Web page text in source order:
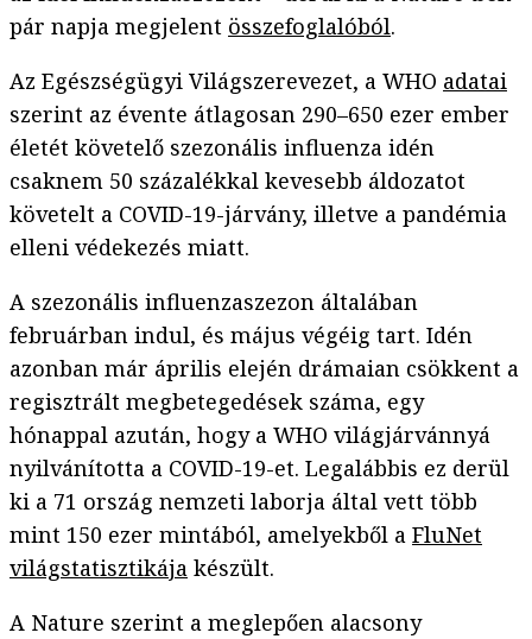
pár napja megjelent összefoglalóból.
Az Egészségügyi Világszerevezet, a WHO adatai
szerint az évente átlagosan 290–650 ezer ember
életét követelő szezonális influenza idén
csaknem 50 százalékkal kevesebb áldozatot
követelt a COVID-19-járvány, illetve a pandémia
elleni védekezés miatt.
A szezonális influenzaszezon általában
februárban indul, és május végéig tart. Idén
azonban már április elején drámaian csökkent a
regisztrált megbetegedések száma, egy
hónappal azután, hogy a WHO világjárvánnyá
nyilvánította a COVID-19-et. Legalábbis ez derül
ki a 71 ország nemzeti laborja által vett több
mint 150 ezer mintából, amelyekből a FluNet
világstatisztikája készült.
A Nature szerint a meglepően alacsony